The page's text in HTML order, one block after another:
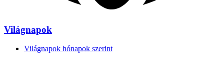
Világnapok
Világnapok hónapok szerint